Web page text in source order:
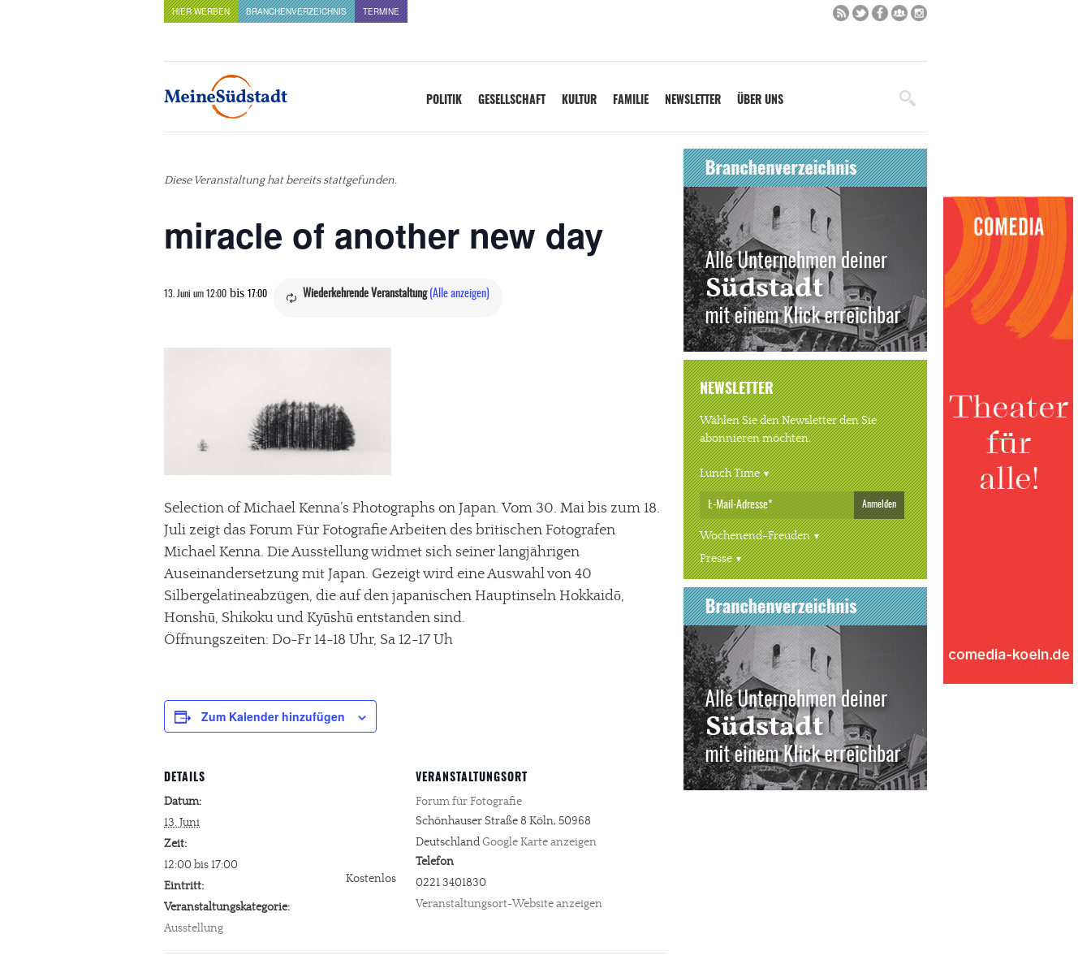
HIER WERBEN BRANCHENVERZEICHNIS TERMINE
POLITIK GESELLSCHAFT KULTUR FAMILIE NEWSLETTER ÜBER UNS
Diese Veranstaltung hat bereits stattgefunden.
miracle of another new day
13. Juni um 12:00 bis 17:00 Wiederkehrende Veranstaltung (Alle anzeigen)
Selection of Michael Kenna’s Photographs on Japan. Vom 30. Mai bis zum 18.
Juli zeigt das Forum Für Fotografie Arbeiten des britischen Fotografen
Michael Kenna. Die Ausstellung widmet sich seiner langjährigen
Auseinandersetzung mit Japan. Gezeigt wird eine Auswahl von 40
Silbergelatineabzügen, die auf den japanischen Hauptinseln Hokkaidō,
Honshū, Shikoku und Kyūshū entstanden sind.
Öffnungszeiten: Do-Fr 14-18 Uhr, Sa 12-17 Uh
Zum Kalender hinzufügen
DETAILS
Datum:
13. Juni
Zeit:
12:00 bis 17:00
Eintritt:
Kostenlos
Veranstaltungskategorie:
Ausstellung
VERANSTALTUNGSORT
Forum für Fotografie
Schönhauser Straße 8 Köln, 50968
DeutschlandGoogle Karte anzeigen
Telefon
0221 3401830
Veranstaltungsort-Website anzeigen
NEWSLETTER
Wählen Sie den Newsletter den Sie
abonnieren möchten.
Lunch Time
Anmelden
Wochenend-Freuden
Presse